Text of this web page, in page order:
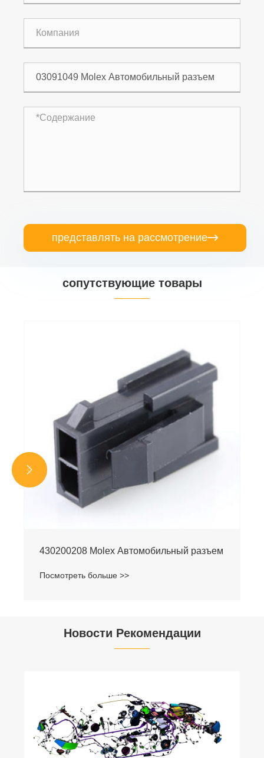
представлять на рассмотрение
сопутствующие товары
430200208 Molex Автомобильный разъем
Посмотреть больше >>


Новости Рекомендации